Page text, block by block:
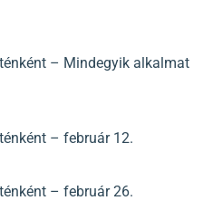
– Mindegyik alkalmat
– február 12.
– február 26.